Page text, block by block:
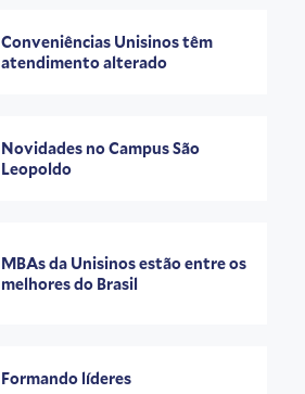
Conveniências Unisinos têm
atendimento alterado
Novidades no Campus São
Leopoldo
MBAs da Unisinos estão entre os
melhores do Brasil
Formando líderes